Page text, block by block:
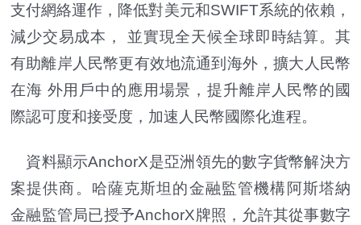
支付網絡運作，降低對美元和SWIFT系統的依賴，
減少交易成本， 並實現全天候全球即時結算。其
有助離岸人民幣更有效地流通到海外，擴大人民幣
在海 外用戶中的應用場景，提升離岸人民幣的國
際認可度和接受度，加速人民幣國際化進程。
資料顯示AnchorX是亞洲領先的數字貨幣解決方
案提供商。哈薩克斯坦的金融監管機構阿斯塔納
金融監管局已授予AnchorX牌照，允許其從事數字